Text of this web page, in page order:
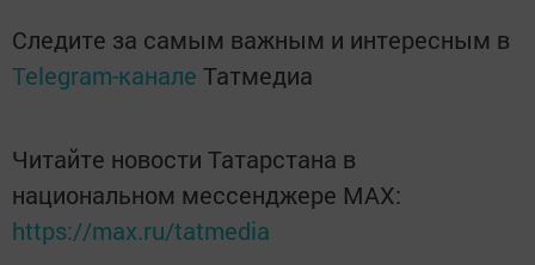
Следите за самым важным и интересным в
Telegram-канале Татмедиа
Читайте новости Татарстана в
национальном мессенджере MАХ:
https://max.ru/tatmedia